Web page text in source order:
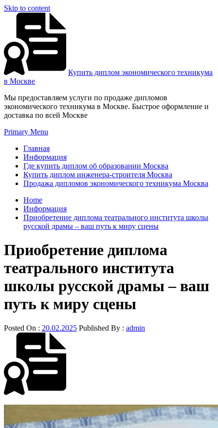
Skip to content
Купить диплом экономического техникума
в Москве
Мы предоставляем услуги по продаже дипломов
экономического техникума в Москве. Быстрое оформление и
доставка по всей Москве
Primary Menu
Главная
Информация
Где купить диплом об образовании Москва
Купить диплом инженера-строителя Москва
Продажа дипломов экономического техникума Москва
Home
Информация
Приобретение диплома театрального института школы
русской драмы – ваш путь к миру сцены
Приобретение диплома
театрального института
школы русской драмы – ваш
путь к миру сцены
Posted On : 20.02.2025 Published By : admin